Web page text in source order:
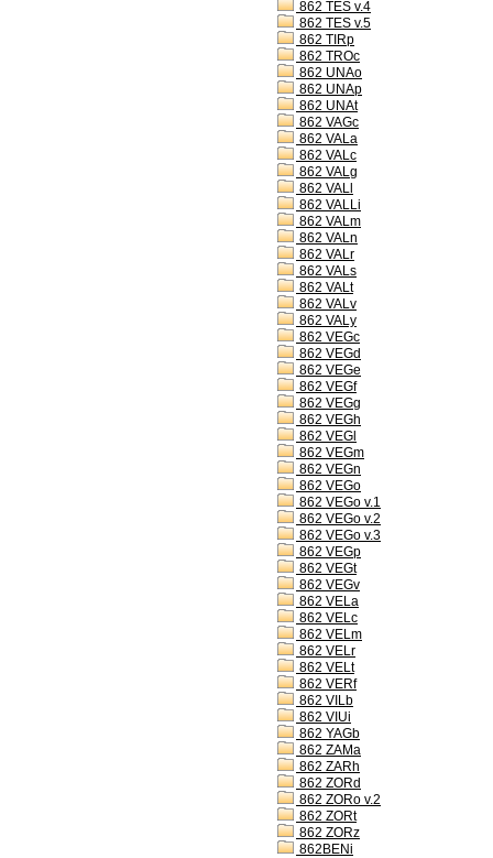
862 TES v.4
862 TES v.5
862 TIRp
862 TROc
862 UNAo
862 UNAp
862 UNAt
862 VAGc
862 VALa
862 VALc
862 VALg
862 VALl
862 VALLi
862 VALm
862 VALn
862 VALr
862 VALs
862 VALt
862 VALv
862 VALy
862 VEGc
862 VEGd
862 VEGe
862 VEGf
862 VEGg
862 VEGh
862 VEGl
862 VEGm
862 VEGn
862 VEGo
862 VEGo v.1
862 VEGo v.2
862 VEGo v.3
862 VEGp
862 VEGt
862 VEGv
862 VELa
862 VELc
862 VELm
862 VELr
862 VELt
862 VERf
862 VILb
862 VIUi
862 YAGb
862 ZAMa
862 ZARh
862 ZORd
862 ZORo v.2
862 ZORt
862 ZORz
862BENi